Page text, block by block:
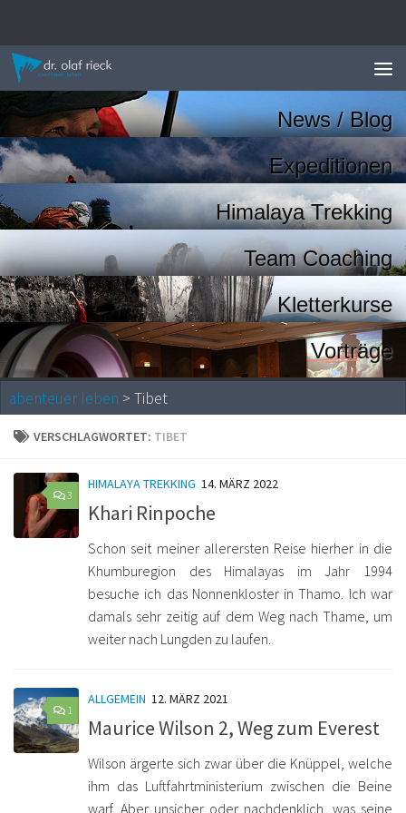
News / Blog
Expeditionen
Himalaya Trekking
Team Coaching
Kletterkurse
Vorträge
abenteuer leben > Tibet
VERSCHLAGWORTET: TIBET
3
HIMALAYA TREKKING 14. MÄRZ 2022
Khari Rinpoche
Schon seit meiner allerersten Reise hierher in die
Khumburegion des Himalayas im Jahr 1994
besuche ich das Nonnenkloster in Thamo. Ich war
damals sehr zeitig auf dem Weg nach Thame, um
weiter nach Lungden zu laufen.
1
ALLGEMEIN 12. MÄRZ 2021
Maurice Wilson 2, Weg zum Everest
Wilson ärgerte sich zwar über die Knüppel, welche
ihm das Luftfahrtministerium zwischen die Beine
warf. Aber unsicher oder nachdenklich, was seine